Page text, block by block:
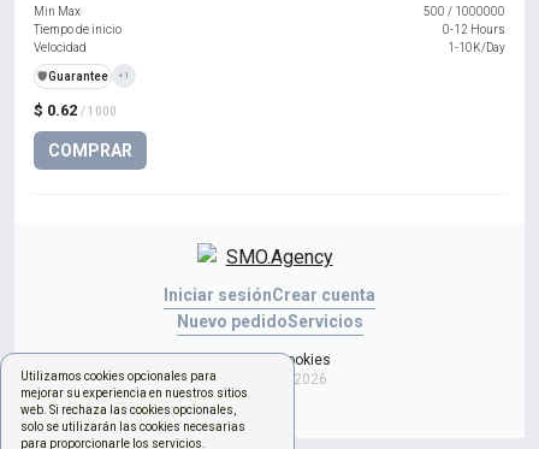
Utilizamos cookies opcionales para
mejorar su experiencia en nuestros sitios
web. Si rechaza las cookies opcionales,
solo se utilizarán las cookies necesarias
para proporcionarle los servicios.
$ 0.62 / 1000
COMPRAR
Min Max
500 / 1000000
Tiempo de inicio
0-12 Hours
Velocidad
1-10K/Day
️🛡️Guarantee +1
Iniciar sesiónCrear cuenta
Nuevo pedidoServicios
Gestionar cookies
Copyright © 2026